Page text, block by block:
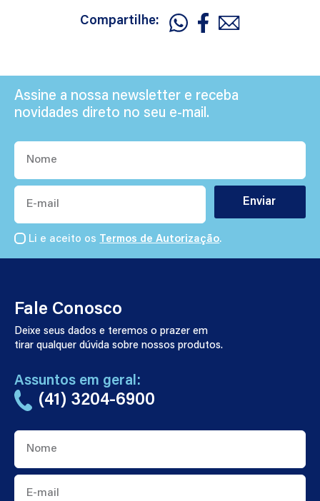
Compartilhe:
Assine a nossa newsletter e receba
novidades direto no seu e-mail.
Nome
E-
mail
Enviar
Li e aceito os Termos de Autorização.
Fale Conosco
Deixe seus dados e teremos o prazer em
tirar qualquer dúvida sobre nossos produtos.
Assuntos em geral:
(41) 3204-6900
Nome
E-
mail